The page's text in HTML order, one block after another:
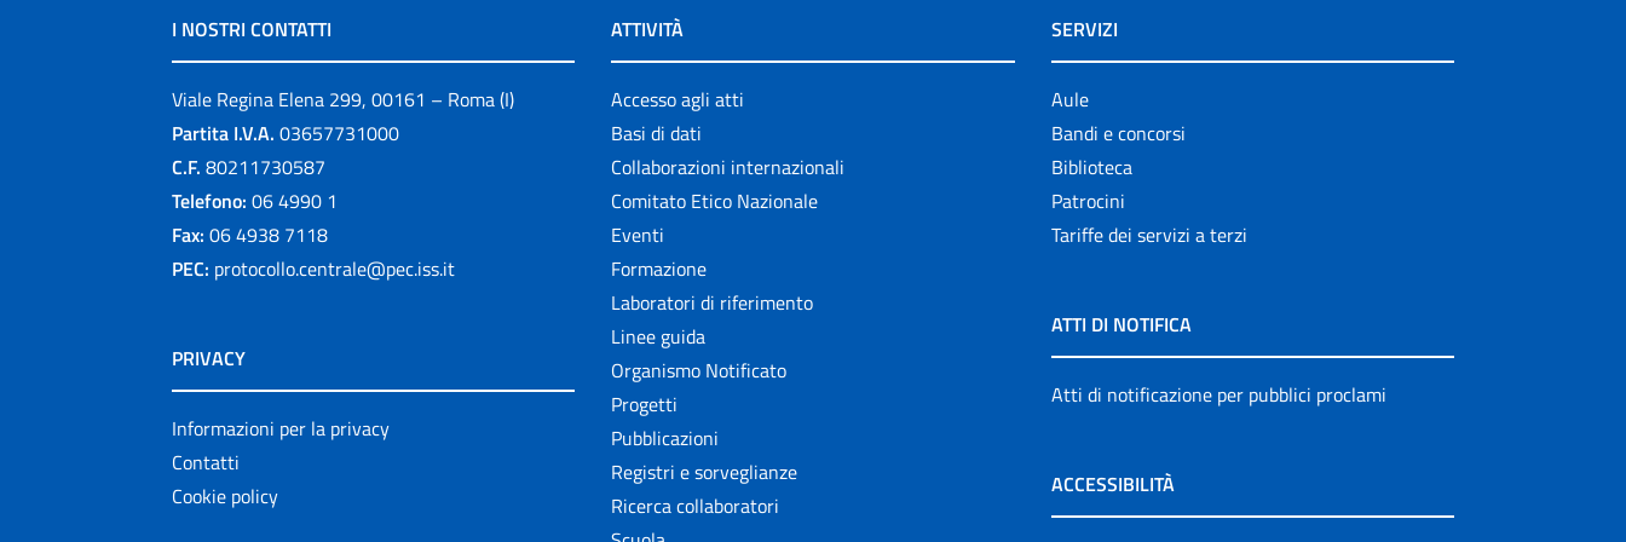
I NOSTRI CONTATTI
Viale Regina Elena 299, 00161 – Roma (I)
Partita I.V.A. 03657731000
C.F. 80211730587
Telefono: 06 4990 1
Fax: 06 4938 7118
PEC: protocollo.centrale@pec.iss.it
PRIVACY
Informazioni per la privacy
Contatti
Cookie policy
ATTIVITÀ
Accesso agli atti
Basi di dati
Collaborazioni internazionali
Comitato Etico Nazionale
Eventi
Formazione
Laboratori di riferimento
Linee guida
Organismo Notificato
Progetti
Pubblicazioni
Registri e sorveglianze
Ricerca collaboratori
SERVIZI
Aule
Bandi e concorsi
Biblioteca
Patrocini
Tariffe dei servizi a terzi
ATTI DI NOTIFICA
Atti di notificazione per pubblici proclami
ACCESSIBILITÀ